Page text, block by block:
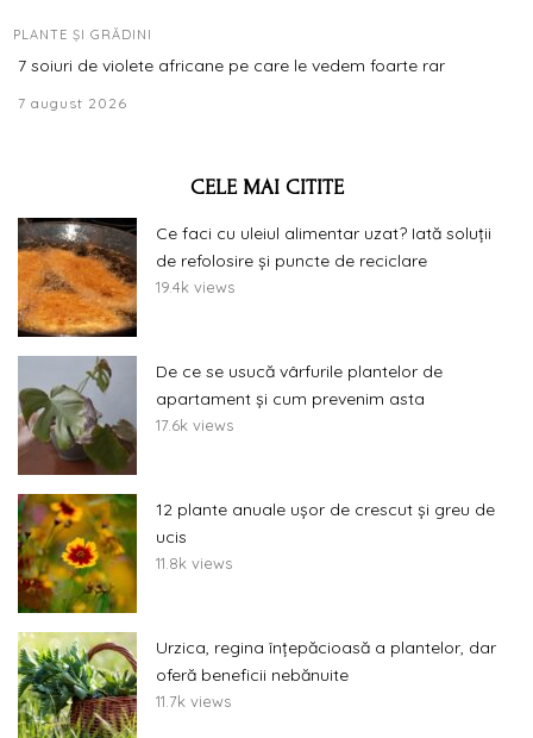
PLANTE ȘI GRĂDINI
7 soiuri de violete africane pe care le vedem foarte rar
7 august 2026
CELE MAI CITITE
Ce faci cu uleiul alimentar uzat? Iată soluții
de refolosire și puncte de reciclare
19.4k views
De ce se usucă vârfurile plantelor de
apartament și cum prevenim asta
17.6k views
12 plante anuale ușor de crescut și greu de
ucis
11.8k views
Urzica, regina înțepăcioasă a plantelor, dar
oferă beneficii nebănuite
11.7k views